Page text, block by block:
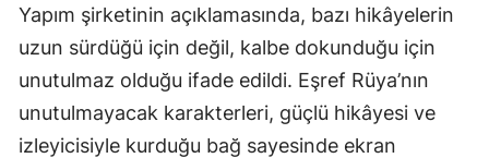
Yapım şirketinin açıklamasında, bazı hikâyelerin
uzun sürdüğü için değil, kalbe dokunduğu için
unutulmaz olduğu ifade edildi. Eşref Rüya’nın
unutulmayacak karakterleri, güçlü hikâyesi ve
izleyicisiyle kurduğu bağ sayesinde ekran